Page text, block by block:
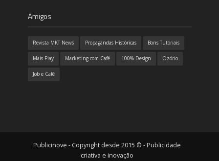
Amigos
Revista MKT News Propagandas Históricas Bons Tutoriais
Mais Play Marketing com Café 100% Design Ozório
Job e Café
Publicinove - Copyright desde 2015 © - Publicidade
criativa e inovação